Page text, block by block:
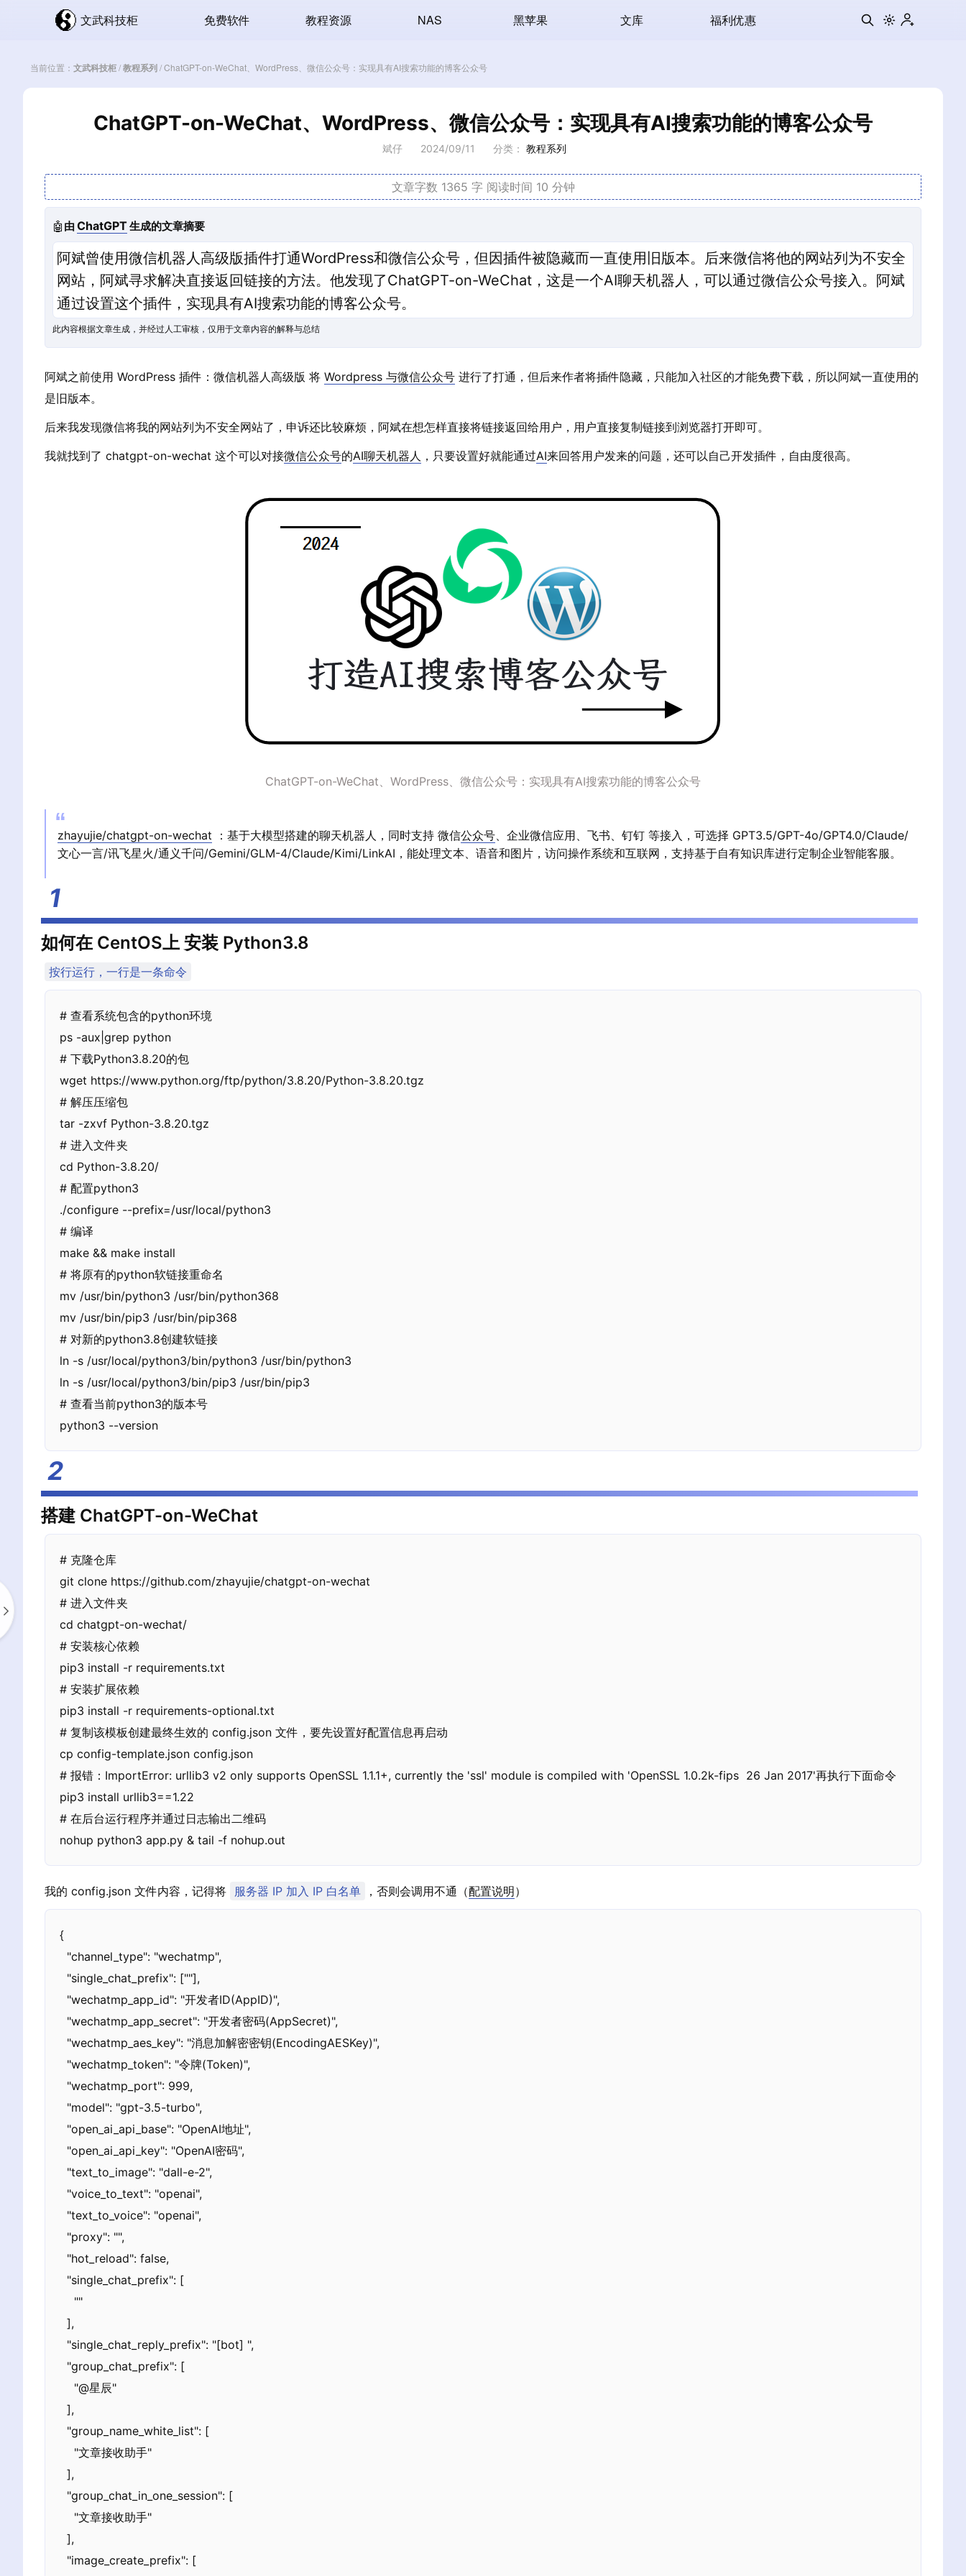
文武科技柜 免费软件 教程资源 NAS 黑苹果 文库 福利优惠
当前位置： 文武科技柜/教程系列/ChatGPT-on-WeChat、WordPress、微信公众号：实现具有AI搜索功能的博客公众号
ChatGPT-on-WeChat、WordPress、微信公众号：实现具有AI搜索功能的博客公众号
斌仔 2024/09/11 分类： 教程系列
文章字数 1365 字 阅读时间 10 分钟
🤖 由 ChatGPT生成的文章摘要
阿斌曾使用微信机器人高级版插件打通WordPress和微信公众号，但因插件被隐藏而一直使用旧版本。后来微信将他的网站列为不安全
网站，阿斌寻求解决直接返回链接的方法。他发现了ChatGPT-on-WeChat，这是一个AI聊天机器人，可以通过微信公众号接入。阿斌
通过设置这个插件，实现具有AI搜索功能的博客公众号。
此内容根据文章生成，并经过人工审核，仅用于文章内容的解释与总结
阿斌之前使用 WordPress 插件：微信机器人高级版 将 Wordpress 与微信公众号 进行了打通，但后来作者将插件隐藏，只能加入社区的才能免费下载，所以阿斌一直使用的
是旧版本。
后来我发现微信将我的网站列为不安全网站了，申诉还比较麻烦，阿斌在想怎样直接将链接返回给用户，用户直接复制链接到浏览器打开即可。
我就找到了 chatgpt-on-wechat 这个可以对接微信公众号的AI聊天机器人 ，只要设置好就能通过AI来回答用户发来的问题，还可以自己开发插件，自由度很高。
ChatGPT-on-WeChat、WordPress、微信公众号：实现具有AI搜索功能的博客公众号
zhayujie/chatgpt-on-wechat ：基于大模型搭建的聊天机器人，同时支持 微信公众号 、企业微信应用、飞书、钉钉 等接入，可选择 GPT3.5/GPT-4o/GPT4.0/Claude/
文心一言/讯飞星火/通义千问/Gemini/GLM-4/Claude/Kimi/LinkAI，能处理文本、语音和图片，访问操作系统和互联网，支持基于自有知识库进行定制企业智能客服。
如何在 CentOS上 安装 Python3.8
按行运行，一行是一条命令
# 查看系统包含的python环境
ps -aux|grep python
# 下载Python3.8.20的包
wget https://www.python.org/ftp/python/3.8.20/Python-3.8.20.tgz
# 解压压缩包
tar -zxvf Python-3.8.20.tgz
# 进入文件夹
cd Python-3.8.20/
# 配置python3
./configure --prefix=/usr/local/python3
# 编译
make && make install
# 将原有的python软链接重命名
mv /usr/bin/python3 /usr/bin/python368
mv /usr/bin/pip3 /usr/bin/pip368
# 对新的python3.8创建软链接
ln -s /usr/local/python3/bin/python3 /usr/bin/python3
ln -s /usr/local/python3/bin/pip3 /usr/bin/pip3
# 查看当前python3的版本号
python3 --version
搭建 ChatGPT-on-WeChat
# 克隆仓库
git clone https://github.com/zhayujie/chatgpt-on-wechat
# 进入文件夹
cd chatgpt-on-wechat/
# 安装核心依赖
pip3 install -r requirements.txt
# 安装扩展依赖
pip3 install -r requirements-optional.txt
# 复制该模板创建最终生效的 config.json 文件，要先设置好配置信息再启动
cp config-template.json config.json
# 报错：ImportError: urllib3 v2 only supports OpenSSL 1.1.1+, currently the 'ssl' module is compiled with 'OpenSSL 1.0.2k-fips  26 Jan 2017'再执行下面命令
pip3 install urllib3==1.22
# 在后台运行程序并通过日志输出二维码
nohup python3 app.py & tail -f nohup.out
我的 config.json 文件内容，记得将 服务器 IP 加入 IP 白名单 ，否则会调用不通（配置说明）
{